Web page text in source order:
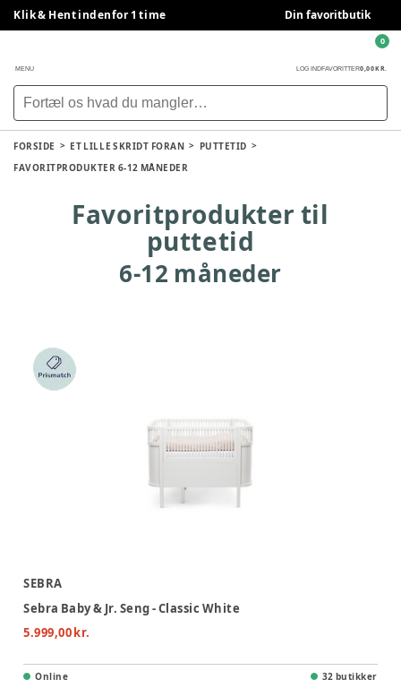
Klik & Hent indenfor 1 time Din favoritbutik
MENU LOG INDFAVORITTER0,00 KR.
0
FORSIDE ET LILLE SKRIDT FORAN
PUTTETID
FAVORITPRODUKTER 6-12 MÅNEDER
Favoritprodukter til
puttetid
6-12 måneder
SEBRA
Sebra Baby & Jr. Seng - Classic White
5.999,00 kr.
Online 32 butikker